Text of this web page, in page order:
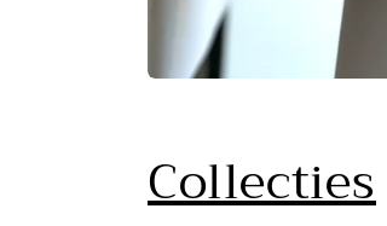
Collecties